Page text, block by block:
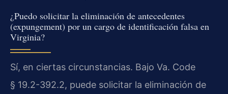
¿Puedo solicitar la eliminación de antecedentes
(expungement) por un cargo de identificación falsa en
Virginia?
Sí, en ciertas circunstancias. Bajo Va. Code
§ 19.2-392.2, puede solicitar la eliminación de